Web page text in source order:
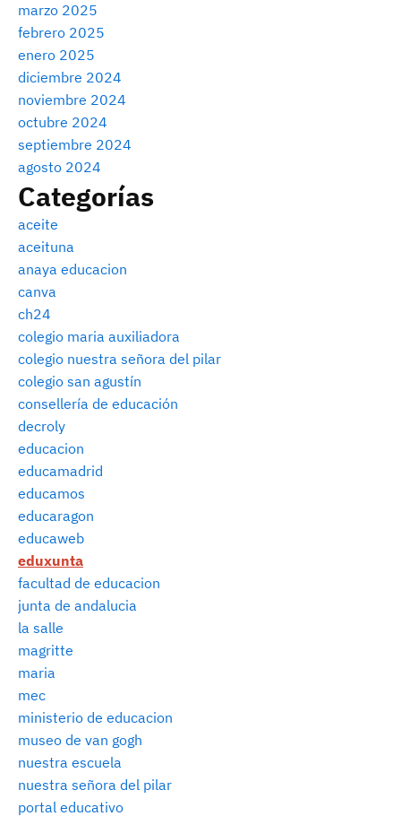
marzo 2025
febrero 2025
enero 2025
diciembre 2024
noviembre 2024
octubre 2024
septiembre 2024
agosto 2024
Categorías
aceite
aceituna
anaya educacion
canva
ch24
colegio maria auxiliadora
colegio nuestra señora del pilar
colegio san agustín
consellería de educación
decroly
educacion
educamadrid
educamos
educaragon
educaweb
eduxunta
facultad de educacion
junta de andalucia
la salle
magritte
maria
mec
ministerio de educacion
museo de van gogh
nuestra escuela
nuestra señora del pilar
portal educativo